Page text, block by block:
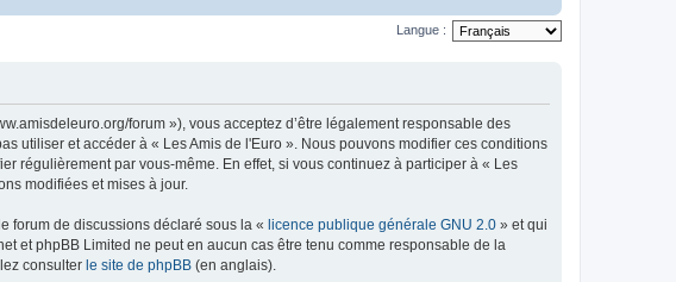
Langue :
forum »), vous acceptez d’être légalement responsable des
utiliser et accéder à « Les Amis de l'Euro ». Nous pouvons modifier ces conditions
régulièrement par vous-même. En effet, si vous continuez à participer à « Les
modifiées et mises à jour.
forum de discussions déclaré sous la « licence publique générale GNU 2.0 » et qui
et phpBB Limited ne peut en aucun cas être tenu comme responsable de la
consulter le site de phpBB (en anglais).